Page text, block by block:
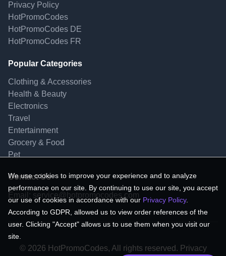
Privacy Policy
HotPromoCodes
HotPromoCodes DE
HotPromoCodes FR
Popular Categories
Clothing & Accessories
Health & Beauty
Electronics
Travel
Entertainment
Grocery & Food
Pet
Contact Us
Email: service@hotpromocodes.com
© 2026 HotPromoCodes, All rights reserved. Privacy
We use cookies to improve your experience and to analyze
performance on our site. By continuing to use our site, you accept
our use of cookies in accordance with our Privacy Policy.
According to GDPR, allowed us to view order references of the
user. Clicking "Accept" allows us to use them when you visit our
site.